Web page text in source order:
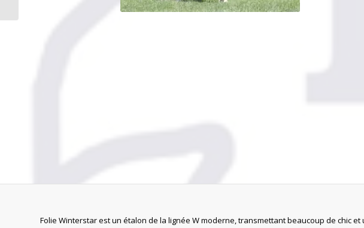
Folie Winterstar est un étalon de la lignée W moderne, transmettant beaucoup de chic